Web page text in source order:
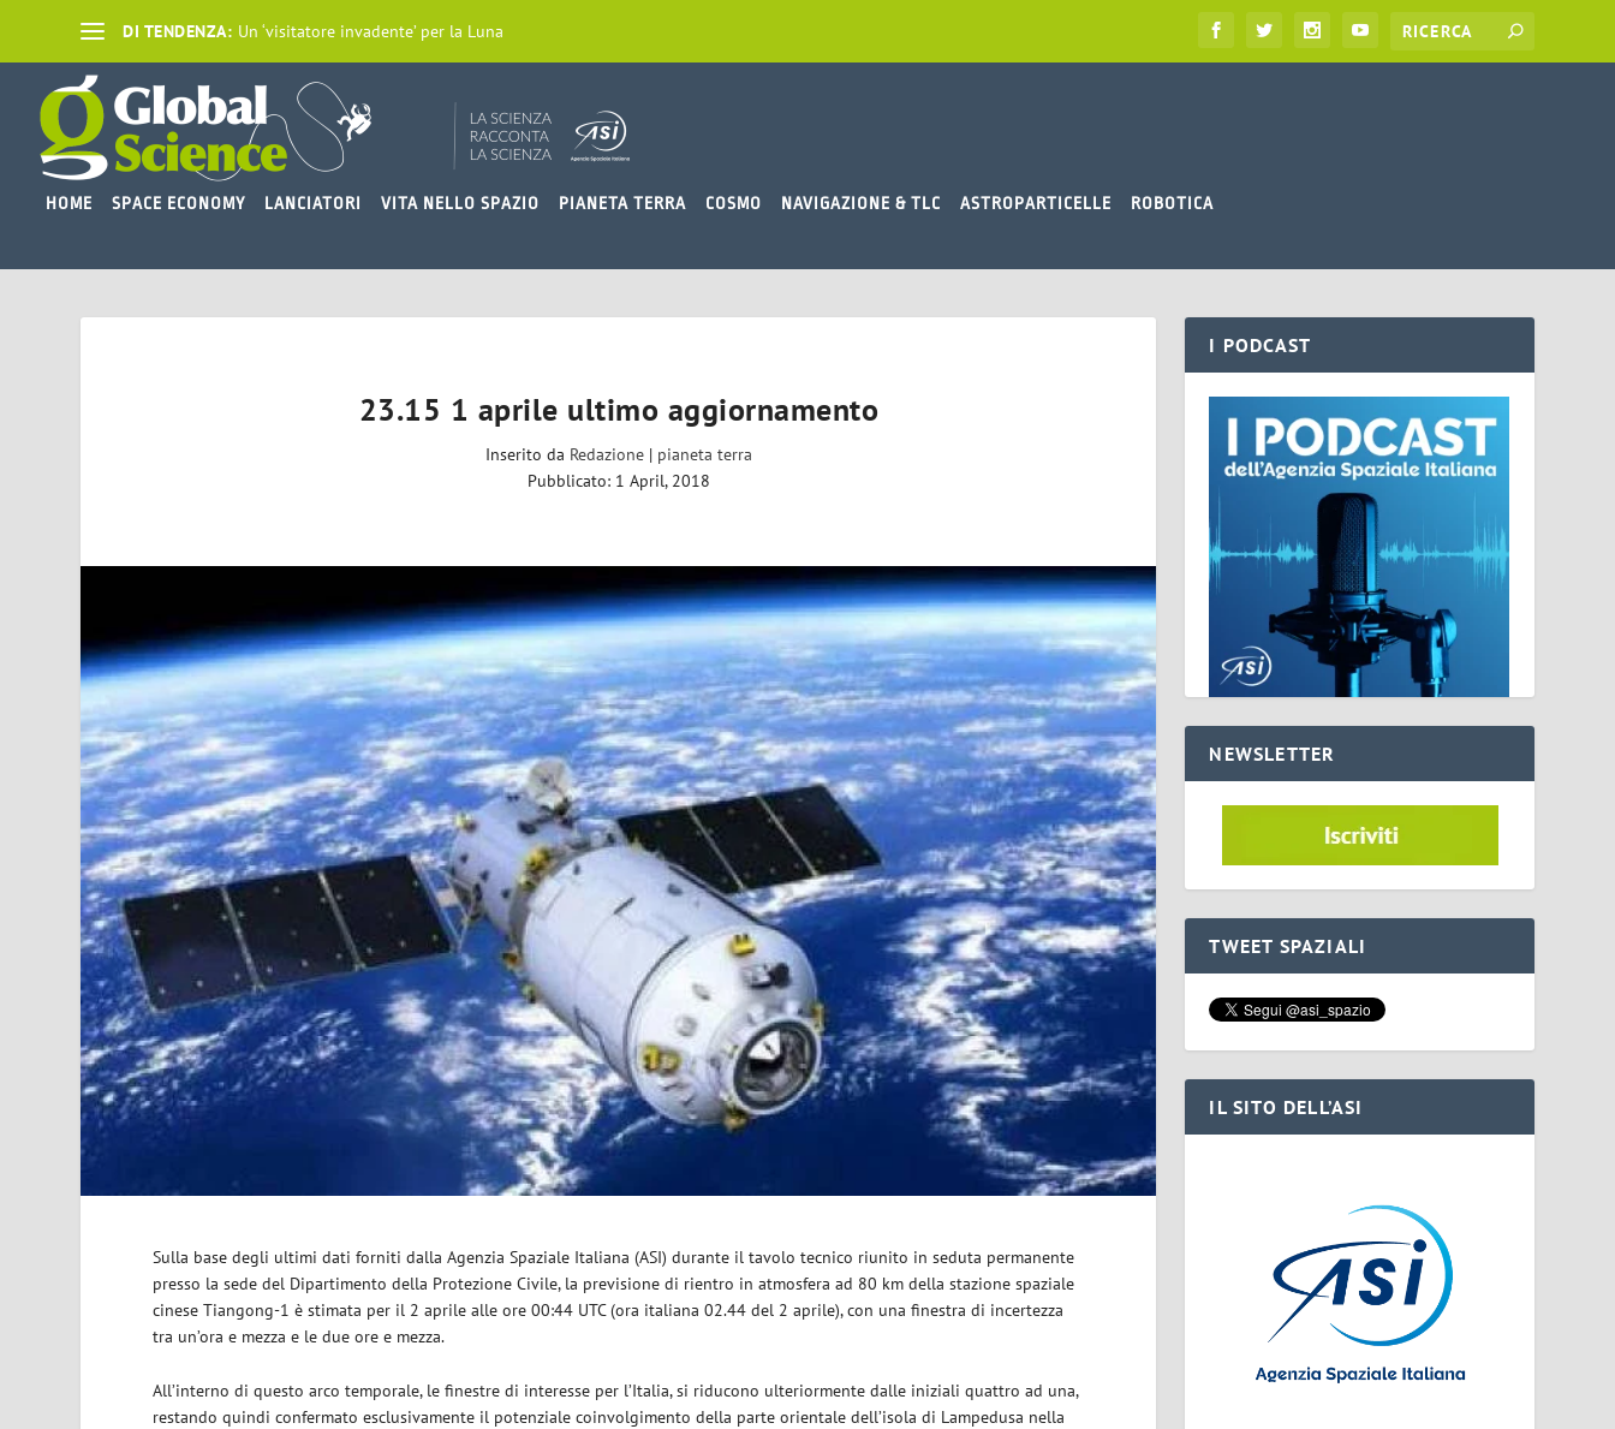
DI TENDENZA: Un ‘visitatore invadente’ per la Luna
HOME SPACE ECONOMY LANCIATORI VITA NELLO SPAZIO PIANETA TERRA COSMO NAVIGAZIONE & TLC ASTROPARTICELLE ROBOTICA
23.15 1 aprile ultimo aggiornamento
Inserito da Redazione| pianeta terra
Pubblicato: 1 April, 2018
Sulla base degli ultimi dati forniti dalla Agenzia Spaziale Italiana (ASI) durante il tavolo tecnico riunito in seduta permanente
presso la sede del Dipartimento della Protezione Civile, la previsione di rientro in atmosfera ad 80 km della stazione spaziale
cinese Tiangong-1 è stimata per il 2 aprile alle ore 00:44 UTC (ora italiana 02.44 del 2 aprile), con una finestra di incertezza
tra un’ora e mezza e le due ore e mezza.
All’interno di questo arco temporale, le finestre di interesse per l’Italia, si riducono ulteriormente dalle iniziali quattro ad una,
restando quindi confermato esclusivamente il potenziale coinvolgimento della parte orientale dell’isola di Lampedusa nella
I PODCAST
NEWSLETTER
TWEET SPAZIALI
IL SITO DELL’ASI